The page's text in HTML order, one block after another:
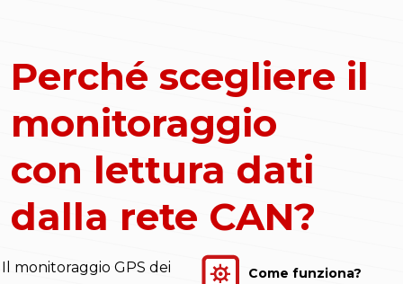
Perché scegliere il
monitoraggio
con lettura dati
dalla rete CAN?
Il monitoraggio GPS dei
Come funziona?